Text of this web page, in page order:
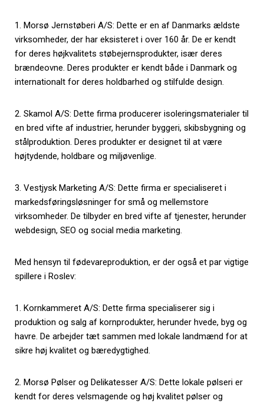
1. Morsø Jernstøberi A/S: Dette er en af Danmarks ældste
virksomheder, der har eksisteret i over 160 år. De er kendt
for deres højkvalitets støbejernsprodukter, især deres
brændeovne. Deres produkter er kendt både i Danmark og
internationalt for deres holdbarhed og stilfulde design.
2. Skamol A/S: Dette firma producerer isoleringsmaterialer til
en bred vifte af industrier, herunder byggeri, skibsbygning og
stålproduktion. Deres produkter er designet til at være
højtydende, holdbare og miljøvenlige.
3. Vestjysk Marketing A/S: Dette firma er specialiseret i
markedsføringsløsninger for små og mellemstore
virksomheder. De tilbyder en bred vifte af tjenester, herunder
webdesign, SEO og social media marketing.
Med hensyn til fødevareproduktion, er der også et par vigtige
spillere i Roslev:
1. Kornkammeret A/S: Dette firma specialiserer sig i
produktion og salg af kornprodukter, herunder hvede, byg og
havre. De arbejder tæt sammen med lokale landmænd for at
sikre høj kvalitet og bæredygtighed.
2. Morsø Pølser og Delikatesser A/S: Dette lokale pølseri er
kendt for deres velsmagende og høj kvalitet pølser og